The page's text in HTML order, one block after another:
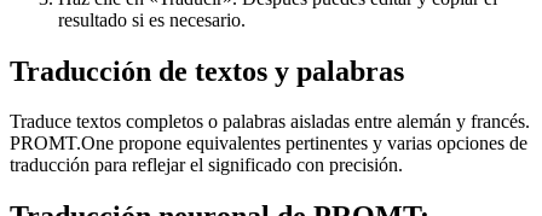
resultado si es necesario.
Traducción de textos y palabras
Traduce textos completos o palabras aisladas entre alemán y francés.
PROMT.One propone equivalentes pertinentes y varias opciones de
traducción para reflejar el significado con precisión.